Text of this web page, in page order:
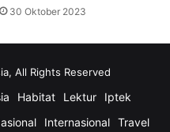
reklamasi
30 Oktober 2023
All Rights Reserved
Habitat Lektur
Iptek
Internasional Travel